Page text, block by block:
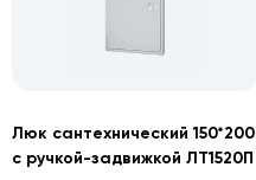
Люк сантехнический 150*200
с ручкой-задвижкой ЛТ1520П